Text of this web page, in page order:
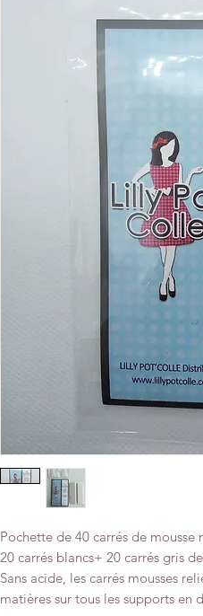
Pochette de 40 carrés de mousse
20 carrés blancs+ 20 carrés gris
Sans acide, les carrés mousses
matières sur tous les supports en